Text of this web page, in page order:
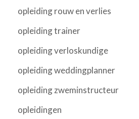
opleiding rouw en verlies
opleiding trainer
opleiding verloskundige
opleiding weddingplanner
opleiding zweminstructeur
opleidingen